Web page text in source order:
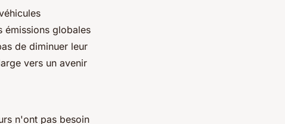
émissions globales
de diminuer leur
vers un avenir
n'ont pas besoin